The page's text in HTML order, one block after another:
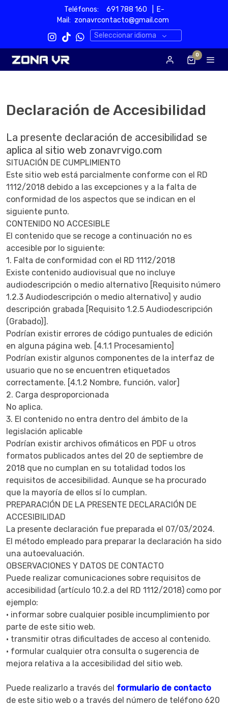
Teléfonos: 691 788 160‬
| E-
Mail: zonavrcontacto@gmail.com
Seleccionar idioma
0
Declaración de Accesibilidad
La presente declaración de accesibilidad se
aplica al sitio web zonavrvigo.com
SITUACIÓN DE CUMPLIMIENTO
Este sitio web está parcialmente conforme con el RD
1112/2018 debido a las excepciones y a la falta de
conformidad de los aspectos que se indican en el
siguiente punto.
CONTENIDO NO ACCESIBLE
El contenido que se recoge a continuación no es
accesible por lo siguiente:
1. Falta de conformidad con el RD 1112/2018
Existe contenido audiovisual que no incluye
audiodescripción o medio alternativo [Requisito número
1.2.3 Audiodescripción o medio alternativo] y audio
descripción grabada [Requisito 1.2.5 Audiodescripción
(Grabado)].
Podrían existir errores de código puntuales de edición
en alguna página web. [4.1.1 Procesamiento]
Podrían existir algunos componentes de la interfaz de
usuario que no se encuentren etiquetados
correctamente. [4.1.2 Nombre, función, valor]
2. Carga desproporcionada
No aplica.
3. El contenido no entra dentro del ámbito de la
legislación aplicable
Podrían existir archivos ofimáticos en PDF u otros
formatos publicados antes del 20 de septiembre de
2018 que no cumplan en su totalidad todos los
requisitos de accesibilidad. Aunque se ha procurado
que la mayoría de ellos sí lo cumplan.
PREPARACIÓN DE LA PRESENTE DECLARACIÓN DE
ACCESIBILIDAD
La presente declaración fue preparada el 07/03/2024.
El método empleado para preparar la declaración ha sido
una autoevaluación.
OBSERVACIONES Y DATOS DE CONTACTO
Puede realizar comunicaciones sobre requisitos de
accesibilidad (artículo 10.2.a del RD 1112/2018) como por
ejemplo:
· informar sobre cualquier posible incumplimiento por
parte de este sitio web.
· transmitir otras dificultades de acceso al contenido.
· formular cualquier otra consulta o sugerencia de
mejora relativa a la accesibilidad del sitio web.
Puede realizarlo a través del formulario de contacto
de este sitio web o a través del número de teléfono 620